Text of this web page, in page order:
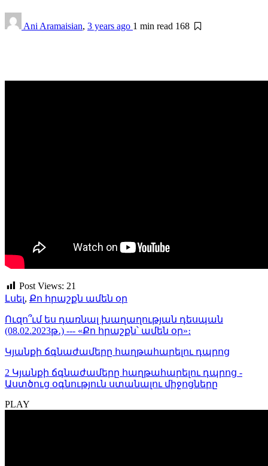
Ani Aramaisian, 3 years ago 1 min read 168
Post Views: 21
Լսել, Քո հրաշքն ամեն օր
Ուզո՞ւմ ես դառնալ խաղաղության դեսպան
(08.02.2023թ․) --- «Քո հրաշքն՝ ամեն օր»։
Կյանքի ճգնաժամերը հաղթահարելու դպրոց
2 Կյանքի ճգնաժամերը հաղթահարելու դպրոց -
Աստծուց օգնություն ստանալու միջոցները
PLAY